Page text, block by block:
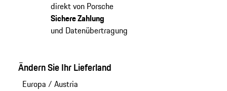
direkt von Porsche
Sichere Zahlung
und Datenübertragung
Ändern Sie Ihr Lieferland
Europa / Austria